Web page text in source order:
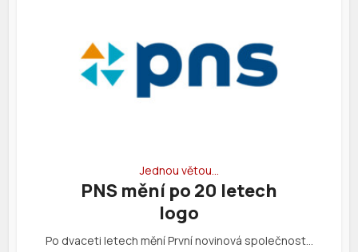
Jednou větou…
PNS mění po 20 letech
logo
Po dvaceti letech mění První novinová společnost…